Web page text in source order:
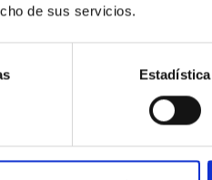
de sus servicios.
Estadística
de un conocimiento muy